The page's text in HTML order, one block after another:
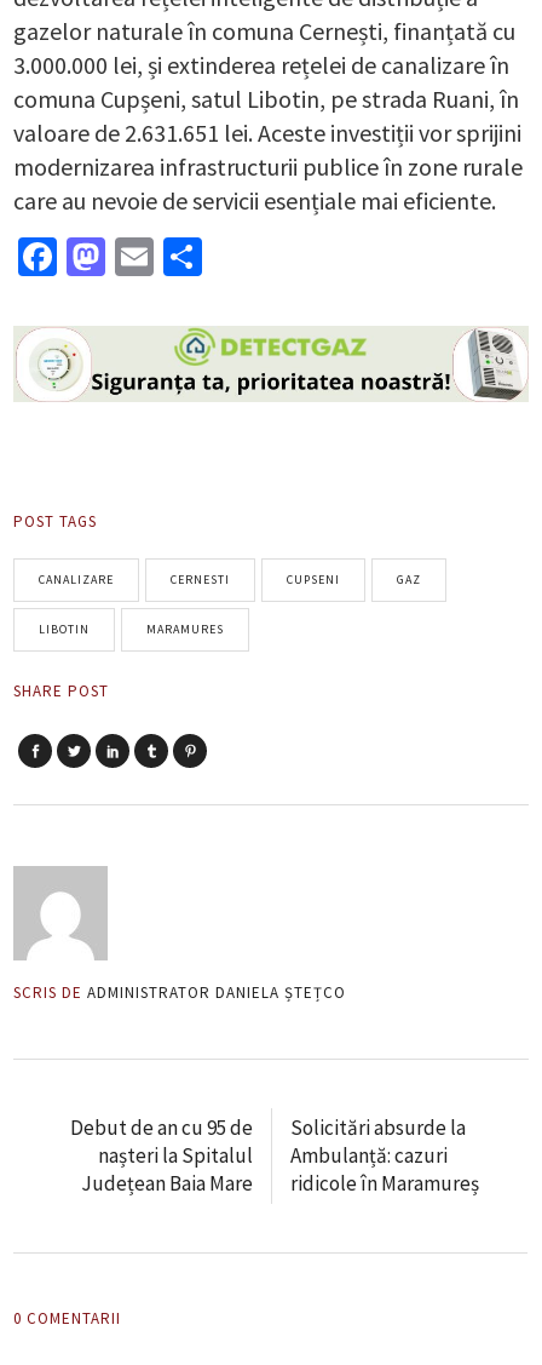
gazelor naturale în comuna Cernești, finanțată cu
3.000.000 lei, și extinderea rețelei de canalizare în
comuna Cupșeni, satul Libotin, pe strada Ruani, în
valoare de 2.631.651 lei. Aceste investiții vor sprijini
modernizarea infrastructurii publice în zone rurale
care au nevoie de servicii esențiale mai eficiente.
Facebook
Mastodon
Email
POST TAGS
CANALIZARE CERNESTI CUPSENI GAZ
LIBOTIN MARAMURES
SHARE POST
SCRIS DE ADMINISTRATOR DANIELA ȘTEȚCO
Debut de an cu 95 de
nașteri la Spitalul
Județean Baia Mare
Solicitări absurde la
Ambulanță: cazuri
ridicole în Maramureș
0 COMENTARII